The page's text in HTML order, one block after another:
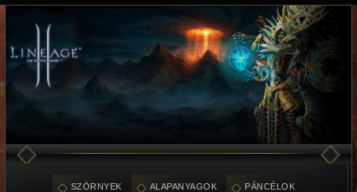
SZÖRNYEK ALAPANYAGOK PÁNCÉLOK